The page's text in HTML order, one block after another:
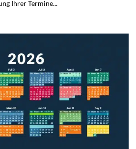
Ihrer Termine...